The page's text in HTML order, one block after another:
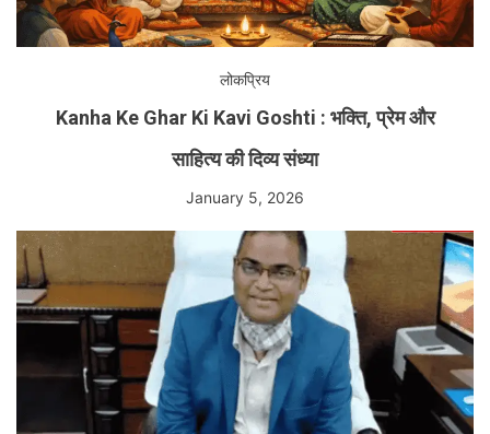
लोकप्रिय
Kanha Ke Ghar Ki Kavi Goshti : भक्ति, प्रेम और
साहित्य की दिव्य संध्या
January 5, 2026